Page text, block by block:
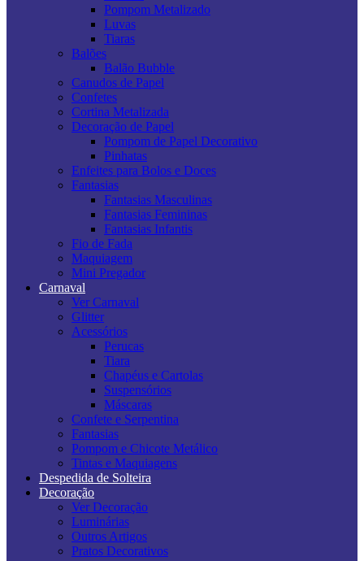
Pompom Metalizado
Luvas
Tiaras
Balões
Balão Bubble
Canudos de Papel
Confetes
Cortina Metalizada
Decoração de Papel
Pompom de Papel Decorativo
Pinhatas
Enfeites para Bolos e Doces
Fantasias
Fantasias Masculinas
Fantasias Femininas
Fantasias Infantis
Fio de Fada
Maquiagem
Mini Pregador
Carnaval
Ver Carnaval
Glitter
Acessórios
Perucas
Tiara
Chapéus e Cartolas
Suspensórios
Máscaras
Confete e Serpentina
Fantasias
Pompom e Chicote Metálico
Tintas e Maquiagens
Despedida de Solteira
Decoração
Ver Decoração
Luminárias
Outros Artigos
Pratos Decorativos